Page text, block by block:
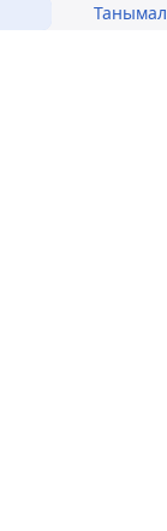
Танымал